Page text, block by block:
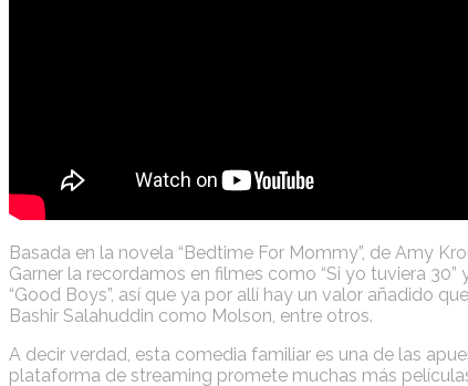
Basada en la novela “Bedtime For Mommy”, de Amy
Garner la recordamos en filmes como “Si yo tuviera 30”
“Good Boys”, así que ya por allí hay un valor añadido
Bashir Salahuddin como Molson, entre otros.
A decir verdad, esta comedia familiar es una de las
plataforma de streaming promete muchas más